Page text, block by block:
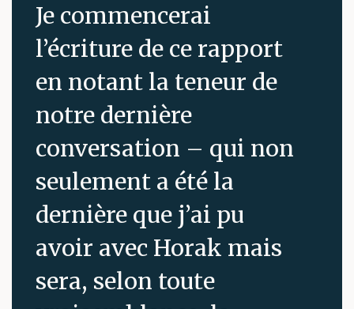
Je commencerai
l’écriture de ce rapport
en notant la teneur de
notre dernière
conversation – qui non
seulement a été la
dernière que j’ai pu
avoir avec Horak mais
sera, selon toute